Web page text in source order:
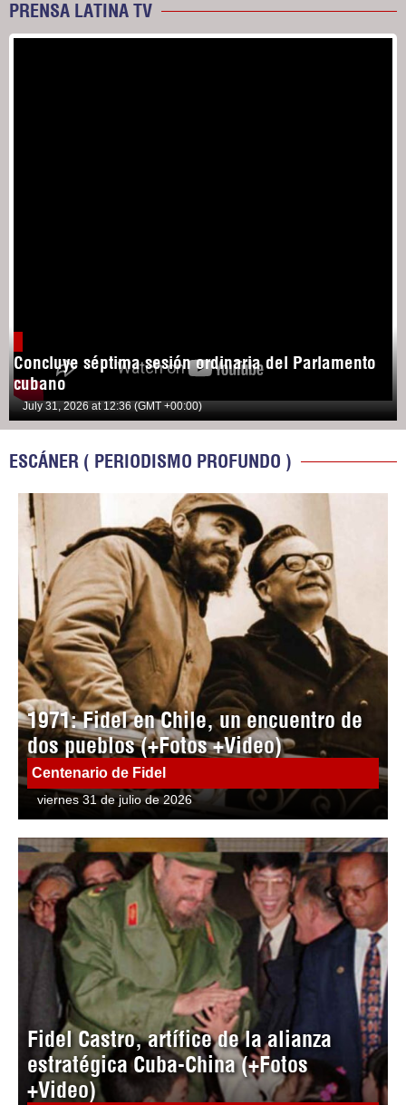
PRENSA LATINA TV
Concluye séptima sesión ordinaria del Parlamento
cubano
July 31, 2026 at 12:36 (GMT +00:00)
ESCÁNER ( PERIODISMO PROFUNDO )
1971: Fidel en Chile, un encuentro de
dos pueblos (+Fotos +Video)
Centenario de Fidel
viernes 31 de julio de 2026
Fidel Castro, artífice de la alianza
estratégica Cuba-China (+Fotos
+Video)